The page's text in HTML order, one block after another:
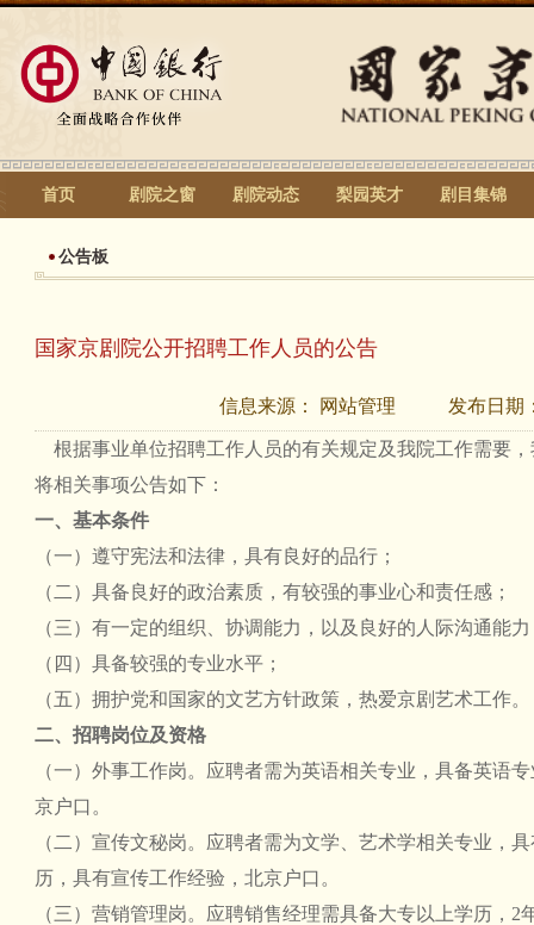
首页 剧院之窗 剧院动态 梨园英才 剧目集锦
公告板
国家京剧院公开招聘工作人员的公告
信息来源： 网站管理 发布日期
根据事业单位招聘工作人员的有关规定及我院工作需要
将相关事项公告如下：
一、基本条件
（一）遵守宪法和法律，具有良好的品行；
（二）具备良好的政治素质，有较强的事业心和责任感；
（三）有一定的组织、协调能力，以及良好的人际沟通能
（四）具备较强的专业水平；
（五）拥护党和国家的文艺方针政策，热爱京剧艺术工作。
二、招聘岗位及资格
（一）外事工作岗。应聘者需为英语相关专业，具备英语
京户口。
（二）宣传文秘岗。应聘者需为文学、艺术学相关专业，
历，具有宣传工作经验，北京户口。
（三）营销管理岗。应聘销售经理需具备大专以上学历，